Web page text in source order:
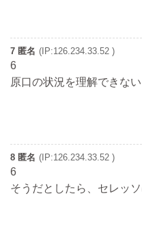
7 匿名 (IP:126.234.33.52 )
6
原口の状況を理解できな
8 匿名 (IP:126.234.33.52 )
6
そうだとしたら、セレッ